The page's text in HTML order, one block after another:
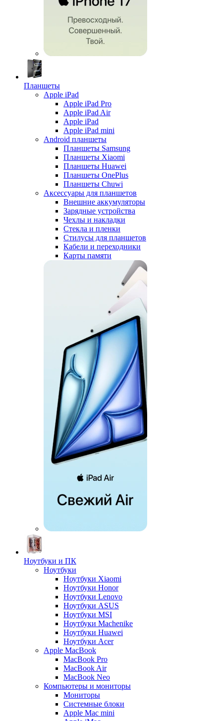
Планшеты
Apple iPad
Apple iPad Pro
Apple iPad Air
Apple iPad
Apple iPad mini
Android планшеты
Планшеты Samsung
Планшеты Xiaomi
Планшеты Huawei
Планшеты OnePlus
Планшеты Chuwi
Аксессуары для планшетов
Внешние аккумуляторы
Зарядные устройства
Чехлы и накладки
Стекла и пленки
Стилусы для планшетов
Кабели и переходники
Карты памяти
Ноутбуки и ПК
Ноутбуки
Ноутбуки Xiaomi
Ноутбуки Honor
Ноутбуки Lenovo
Ноутбуки ASUS
Ноутбуки MSI
Ноутбуки Machenike
Ноутбуки Huawei
Ноутбуки Acer
Apple MacBook
MacBook Pro
MacBook Air
MacBook Neo
Компьютеры и мониторы
Мониторы
Системные блоки
Apple Mac mini